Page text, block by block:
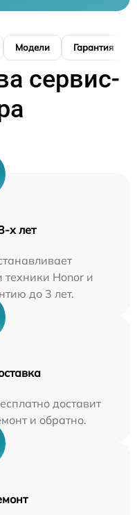
Модели Гарантия
сервис-
х лет
техники Honor и
до 3 лет.
доставит
и обратно.